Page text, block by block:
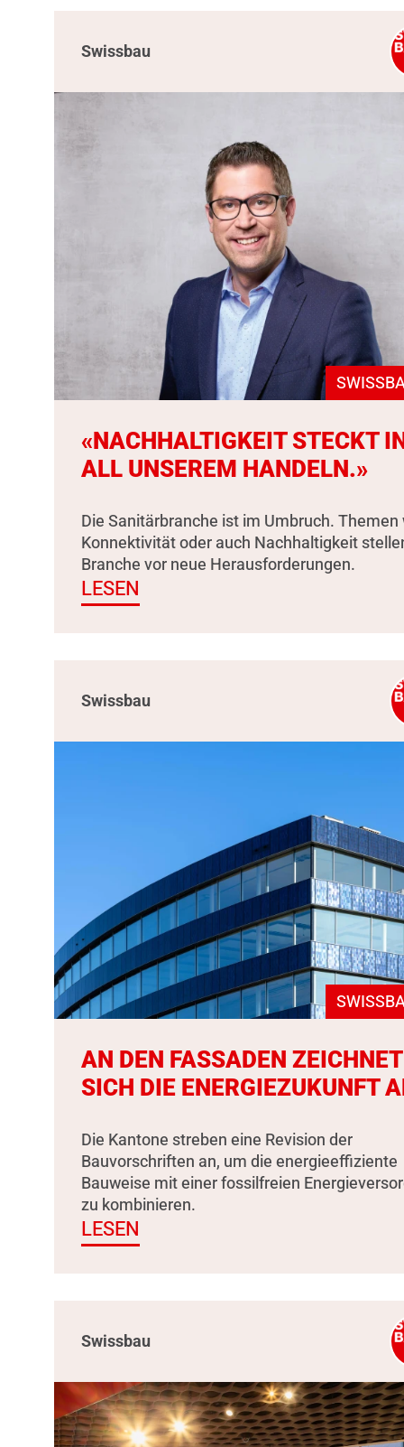
Swissbau
«NACHHALTIGKEIT STECKT
ALL UNSEREM HANDELN.»
Die Sanitärbranche ist im Umbruch. Themen
Konnektivität oder auch Nachhaltigkeit
Branche vor neue Herausforderungen.
LESEN
Swissbau
AN DEN FASSADEN ZEICHNET
SICH DIE ENERGIEZUKUNFT
Die Kantone streben eine Revision der
Bauvorschriften an, um die energieeffiziente
Bauweise mit einer fossilfreien
zu kombinieren.
LESEN
Swissbau